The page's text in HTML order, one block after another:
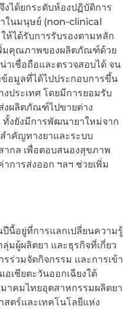
งได้ยกระดับห้องปฏิบัติการ
ในมนุษย์ (non-clinical
ได้รับการรับรองตามหลัก
พิ่มคุณภาพของผลิตภัณฑ์ด้วย
เชื่อถือและตรวจสอบได้ จน
อมูลที่ได้ไปประกอบการขึ้น
งประเทศ โดยมีการยอมรับ
งผลิตภัณฑ์ไปขายต่าง
งยังมีการพัฒนายาใหม่จาก
าคัญทางยาและระบบ
กล เพื่อตอบสนองสุขภาพ
การส่งออก ฯลฯ ช่วยเพิ่ม
นี้อยู่ที่การแลกเปลี่ยนความรู้
มผู้ผลิตยา และธุรกิจที่เกี่ยว
ร่วมจัดกิจกรรม และการเข้า
เชียตะวันออกเฉียงใต้
าคมไทยอุตสาหกรรมผลิตยา
ตร์และเทคโนโลยีแห่ง